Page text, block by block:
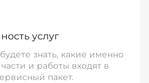
услуг
знать, какие именно
и работы входят в
пакет.